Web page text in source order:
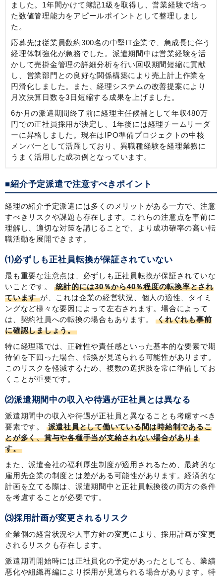
ました。1年間かけて簿記1級を取得し、営業経験で培っ
た数値管理能力をアピールポイントとして整理しまし
た。
応募先は従業員数約300名の中堅IT企業で、急成長に伴う
経理体制強化が急務でした。派遣期間中は営業経験を活
かして売掛金管理の詳細分析を行い回収期間短縮に貢献
し、営業部門との良好な関係構築により売上計上作業を
円滑化しました。また、経理システムの改善提案により
月次決算日数を3日短縮する成果を上げました。
6か月の派遣期間終了前に経理主任候補として年収480万
円での正社員採用が決定し、1年後には経理チームリーダ
ーに昇格しました。現在はIPO準備プロジェクトの中核
メンバーとして活躍しており、異職種経験を経理業務に
うまく活用した成功例となっています。
■紹介予定派遣で注意すべきポイント
経理の紹介予定派遣には多くのメリットがある一方で、注意
すべきリスクや課題も存在します。これらの注意点を事前に
理解し、適切な対策を講じることで、より成功確率の高い転
職活動を展開できます。
⑴必ずしも正社員転換が保証されていない
最も重要な注意点は、必ずしも正社員転換が保証されていな
いことです。統計的には30％から40％程度の転換率とされ
ていますが、これは企業の経営状況、個人の適性、タイミ
ングなど様々な要因によって左右されます。場合によって
は、契約社員への転換の場合もあります。
くれぐれも事前
に確認しましょう。
特に経理職では、正確性や責任感といった基本的な要素で期
待値を下回った場合、転換が見送られる可能性があります。
このリスクを軽減するため、複数の選択肢を常に準備してお
くことが重要です。
⑵派遣期間中の収入や待遇が正社員とは異なる
派遣期間中の収入や待遇が正社員と異なることも考慮すべき
要素です。
派遣社員として働いている間は時給制であるこ
とが多く、賞与や各種手当が支給されない場合がありま
す。
また、派遣会社の福利厚生制度が適用されるため、最終的な
雇用先企業の制度とは差がある可能性があります。経済的な
計画を立てる際は、派遣期間中と正社員転換後の両方の条件
を考慮することが必要です。
⑶採用計画が変更されるリスク
企業側の経営状況や人事方針の変更により、採用計画が変更
されるリスクも存在します。
派遣期間開始時には正社員化の予定があったとしても、業績
悪化や組織再編により採用が見送られる場合があります。特